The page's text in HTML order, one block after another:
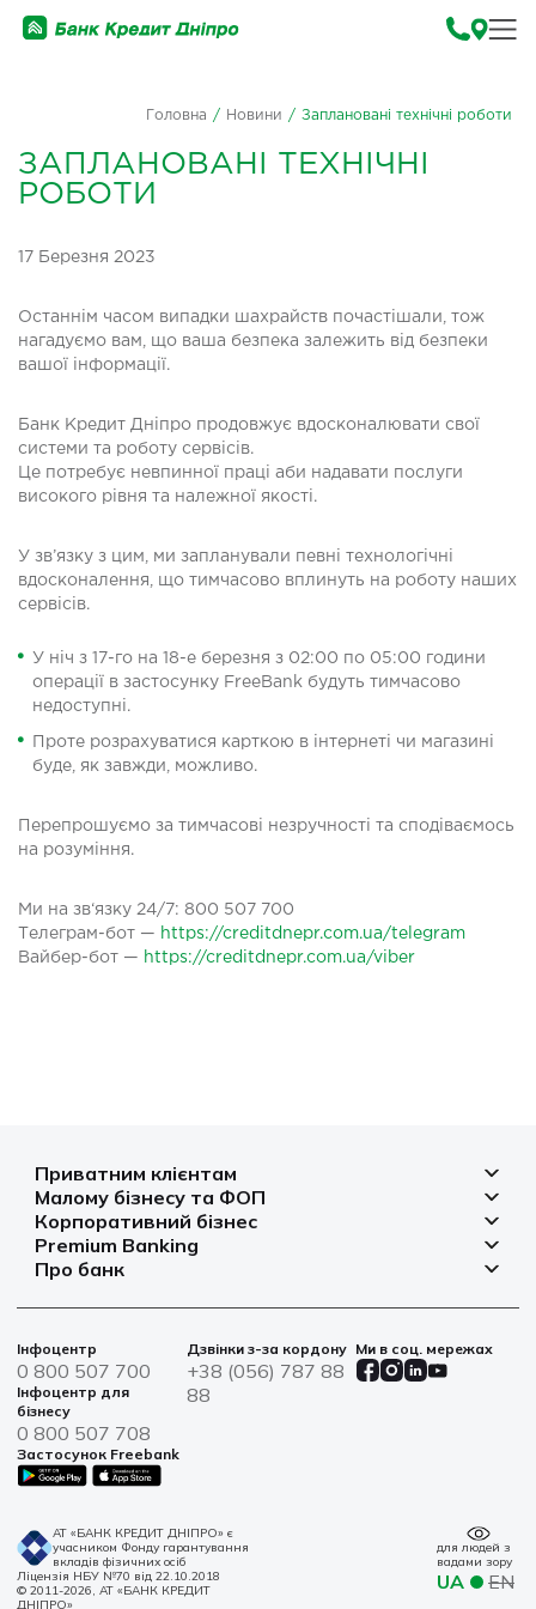
Головна / Новини / Заплановані технічні роботи
ЗАПЛАНОВАНІ ТЕХНІЧНІ
РОБОТИ
17 Березня 2023
Останнім часом випадки шахрайств почастішали, тож
нагадуємо вам, що ваша безпека залежить від безпеки
вашої інформації.
Банк Кредит Дніпро продовжує вдосконалювати свої
системи та роботу сервісів.
Це потребує невпинної праці аби надавати послуги
високого рівня та належної якості.
У зв’язку з цим, ми запланували певні технологічні
вдосконалення, що тимчасово вплинуть на роботу наших
сервісів.
У ніч з 17-го на 18-е березня з 02:00 по 05:00 години
операції в застосунку FreeBank будуть тимчасово
недоступні.
Проте розрахуватися карткою в інтернеті чи магазині
буде, як завжди, можливо.
Перепрошуємо за тимчасові незручності та сподіваємось
на розуміння.
Ми на зв‘язку 24/7: 800 507 700
Телеграм-бот — https://creditdnepr.com.ua/telegram
Вайбер-бот — https://creditdnepr.com.ua/viber
Приватним клієнтам
Депозити
Кредити
Платіжні картки
Платежі
Іпотека
Страхування
Малому бізнесу та ФОП
Рахунок для бізнесу
Фінансування
Овердрафт
Корпоративний бізнес
Рахунки і платежі
Депозити
Агробізнес
Цінні папери
Premium Banking
Депозити
Платіжні картки
Банківські сейфи
Військові облігації
Центри обслуговування
Про банк
Новини
Фінансова звітність
Сталий розвиток
Інформація для акціонерів та стейкхолдерів
Інфоцентр
0 800 507 700
Інфоцентр для
бізнесу
0 800 507 708
Дзвінки з-за кордону
+38 (056) 787 88
88
Ми в соц. мережах
Застосунок Freebank
АТ «БАНК КРЕДИТ ДНІПРО» є
учасником Фонду гарантування
вкладів фізичних осіб
Ліцензія НБУ №70 від 22.10.2018
© 2011-2026, АТ «БАНК КРЕДИТ
ДНІПРО»
для людей з
вадами зору
UA EN